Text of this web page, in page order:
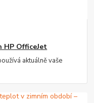
HP OfficeJet
aktuálně vaše